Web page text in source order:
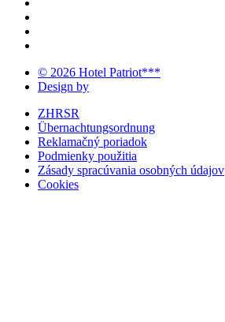
© 2026 Hotel Patriot***
Design by
ZHRSR
Übernachtungsordnung
Reklamačný poriadok
Podmienky použitia
Zásady spracúvania osobných údajov
Cookies